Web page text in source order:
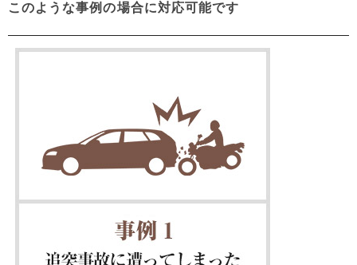
このような事例の場合に対応可能です